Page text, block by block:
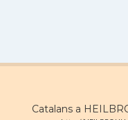
Catalans a